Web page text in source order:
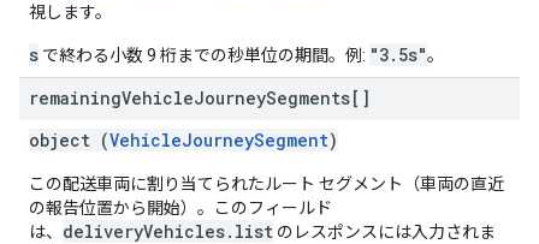
視します。
s で終わる小数 9 桁までの秒単位の期間。例: "3.5s"。
remainingVehicleJourneySegments[]
object (VehicleJourneySegment)
この配送車両に割り当てられたルート セグメント（車両の直近
の報告位置から開始）。このフィールド
は、 deliveryVehicles.list のレスポンスには入力されま